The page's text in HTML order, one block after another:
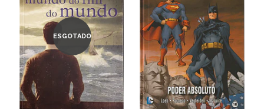
ESGOTADO